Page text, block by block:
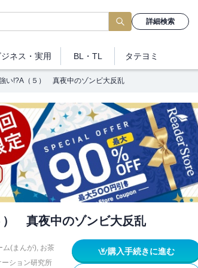
詳細検索
ジネス ・実用 BL・TL タテヨミ
い!?A（５） 真夜中のゾンビ大反乱
） 真夜中のゾンビ大反乱
ム(まんが), お茶
ション研究所
購入手続きに進む